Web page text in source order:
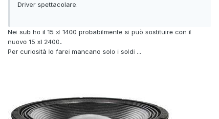
Driver spettacolare.
Nei sub ho il 15 xl 1400 probabilmente si può sostituire con il
nuovo 15 xl 2400..
Per curiosità lo farei mancano solo i soldi ...